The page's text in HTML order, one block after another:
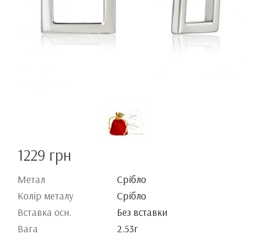
1229 грн
Метал
Срібло
Колір металу
Срібло
Вставка осн.
Без вставки
Вага
2.53г